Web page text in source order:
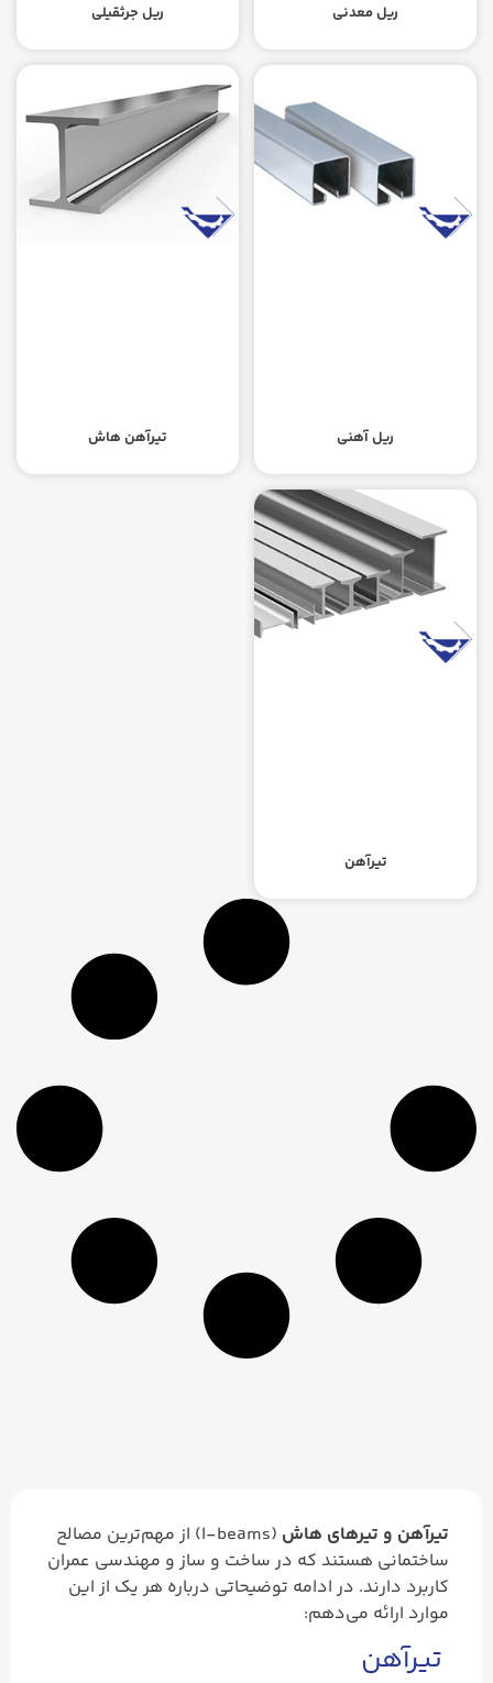
ریل معدنی ریل جرثقیلی
ریل آهنی تیرآهن هاش
تیرآهن
تیرآهن و تیرهای هاش
(I-beams) از مهم‌ترین مصالح
ساختمانی هستند که در ساخت و ساز و مهندسی عمران
کاربرد دارند. در ادامه توضیحاتی درباره هر یک از این
موارد ارائه می‌دهم:
تیرآهن